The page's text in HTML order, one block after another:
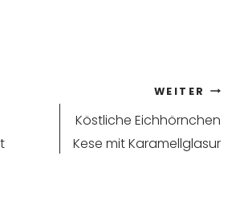
WEITER
Köstliche Eichhörnchen
Kese mit Karamellglasur